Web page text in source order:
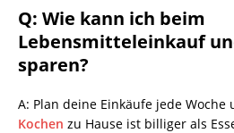
Q: Wie kann ich beim
Lebensmitteleinkauf
sparen?
A: Plan deine Einkäufe jede
Kochen zu Hause ist billiger als